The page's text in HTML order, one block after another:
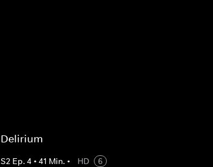
Delirium
S2 Ep. 4 • 41 Min. • HD
6